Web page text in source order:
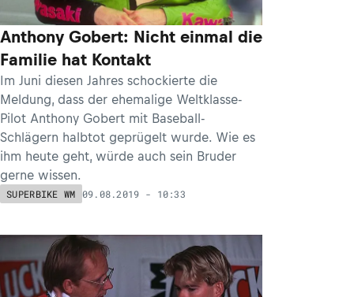
Anthony Gobert: Nicht einmal die
Familie hat Kontakt
Im Juni diesen Jahres schockierte die
Meldung, dass der ehemalige Weltklasse-
Pilot Anthony Gobert mit Baseball-
Schlägern halbtot geprügelt wurde. Wie es
ihm heute geht, würde auch sein Bruder
gerne wissen.
SUPERBIKE WM 09.08.2019 - 10:33